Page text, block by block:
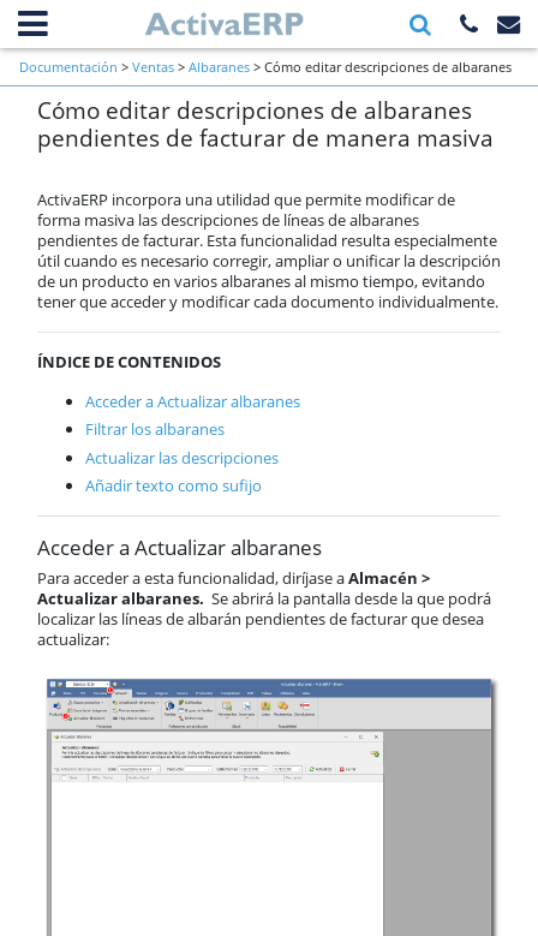
Información general
Primeros pasos a verificar al inicio
de una empresa
Ventas
Clientes
Presupuestos
Pedido de cliente
Albaranes
Generar albaranes de cliente a
partir de una O.T.
Generar albaranes a cliente a
partir de albaranes de
proveedor
Configuración firma digital con
tabletas Wacom
Cambiar serie
Portes automáticos
Tipos de validación de NIF con
AEAT
Calificación VeriFactu
en Pedidos y Albaranes de
Ventas
Cómo editar descripciones de
albaranes pendientes de
Facturas
Cuotas periódicas
TPV
Previsión Semanal
Documentación > Ventas > Albaranes > Cómo editar descripciones de albaranes
pendientes de facturar de manera masiva
Cómo editar descripciones de albaranes
pendientes de facturar de manera masiva
ActivaERP incorpora una utilidad que permite modificar de
forma masiva las descripciones de líneas de albaranes
pendientes de facturar. Esta funcionalidad resulta especialmente
útil cuando es necesario corregir, ampliar o unificar la descripción
de un producto en varios albaranes al mismo tiempo, evitando
tener que acceder y modificar cada documento individualmente.
ÍNDICE DE CONTENIDOS
Acceder a Actualizar albaranes
Filtrar los albaranes
Actualizar las descripciones
Añadir texto como sufijo
Acceder a Actualizar albaranes
Para acceder a esta funcionalidad, diríjase aAlmacén >
Actualizar albaranes. Se abrirá la pantalla desde la que podrá
localizar las líneas de albarán pendientes de facturar que desea
actualizar: